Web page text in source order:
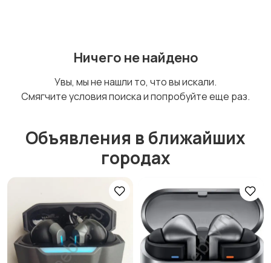
портативное аудио
цифровое ТВ
ресиверы
Микрофоны
Аксессуары
Ничего не найдено
Увы, мы не нашли то, что вы искали.
Смягчите условия поиска и попробуйте еще раз.
Объявления в ближайших
городах